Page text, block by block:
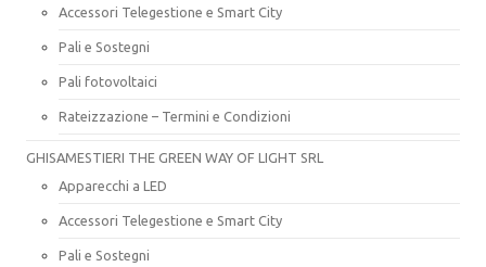
Accessori Telegestione e Smart City
Pali e Sostegni
Pali fotovoltaici
Rateizzazione – Termini e Condizioni
GHISAMESTIERI THE GREEN WAY OF LIGHT SRL
Apparecchi a LED
Accessori Telegestione e Smart City
Pali e Sostegni